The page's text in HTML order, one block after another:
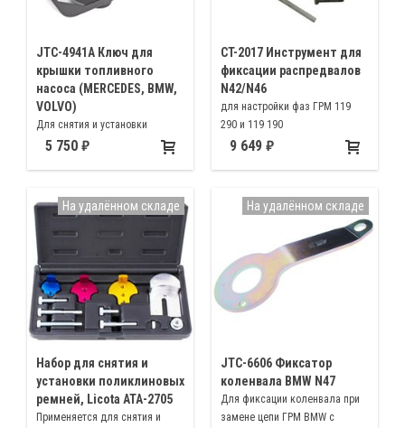
JTC-4941A Ключ для
крышки топливного
насоса (MERCEDES, BMW,
VOLVO)
Для снятия и установки
крышки топливного насоса с
207, 212; БМВ F01, F10, F12;
Вольво с двигателями Т4, Т5
5 750
CT-2017 Инструмент для
фиксации распредвалов
N42/N46
для настройки фаз ГРМ 119
290 и 119 190
9 649
Набор для снятия и
установки поликлиновых
ремней, Licota ATA-2705
Применяется для снятия и
На удалённом складе
JTC-6606 Фиксатор
коленвала BMW N47
Для фиксации коленвала при
замене цепи ГРМ BMW с
На удалённом складе